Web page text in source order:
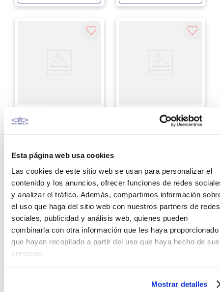
Esta página web usa cookies
Las cookies de este sitio web se usan para personalizar el
contenido y los anuncios, ofrecer funciones de redes
y analizar el tráfico. Además, compartimos información
el uso que haga del sitio web con nuestros partners de redes
sociales, publicidad y análisis web, quienes pueden
combinarla con otra información que les haya proporcionado
que hayan recopilado a partir del uso que haya hecho de sus
servicios.
Mostrar detalles
Bajo eléctrico Squier
15% S/ 2199.00
Antes: S/ 2599.00
Sin Stock Online
Bajo eléctrico Squier
Antes: S/ 2599 00
Sin Stock Online